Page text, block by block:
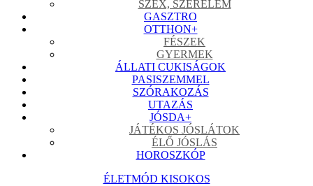
SZEX, SZERELEM
GASZTRO
OTTHON+
FÉSZEK
GYERMEK
ÁLLATI CUKISÁGOK
PASISZEMMEL
SZÓRAKOZÁS
UTAZÁS
JÓSDA+
JÁTÉKOS JÓSLÁTOK
ÉLŐ JÓSLÁS
HOROSZKÓP
ÉLETMÓD KISOKOS